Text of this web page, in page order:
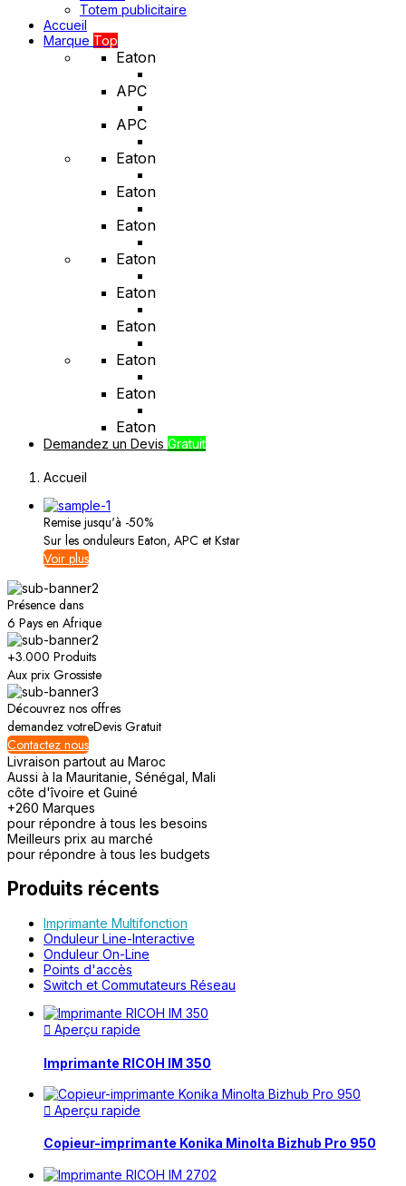
Totem publicitaire
Accueil
Marque Top
Eaton
APC
APC
Eaton
Eaton
Eaton
Eaton
Eaton
Eaton
Eaton
Eaton
Eaton
Demandez un Devis Gratuit
Accueil
Remise jusqu'à -50%
Sur les onduleurs Eaton, APC et Kstar
Voir plus
Présence dans
6 Pays en Afrique
+3.000 Produits
Aux prix Grossiste
Découvrez nos offres
demandez votreDevis Gratuit
Contactez nous
Livraison partout au Maroc
Aussi à la Mauritanie, Sénégal, Mali
côte d'îvoire et Guiné
+260 Marques
pour répondre à tous les besoins
Meilleurs prix au marché
pour répondre à tous les budgets
Produits récents
Imprimante Multifonction
Onduleur Line-Interactive
Onduleur On-Line
Points d'accès
Switch et Commutateurs Réseau
 Aperçu rapide
Imprimante RICOH IM 350
 Aperçu rapide
Copieur-imprimante Konika Minolta Bizhub Pro 950